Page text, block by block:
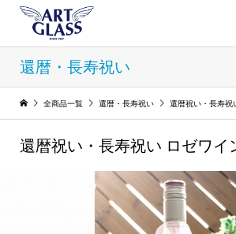
還暦・長寿祝い
全商品一覧 還暦・長寿祝い 還暦祝い・長寿祝
還暦祝い・長寿祝い ロゼワイ